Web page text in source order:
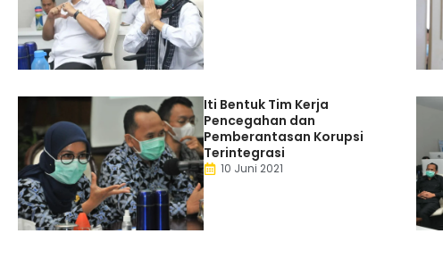
Iti Bentuk Tim Kerja
Pencegahan dan
Pemberantasan Korupsi
Terintegrasi
10 Juni 2021